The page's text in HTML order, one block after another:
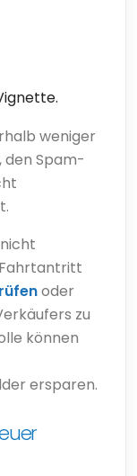
weniger
den Spam-
oder
zu
können
ersparen.